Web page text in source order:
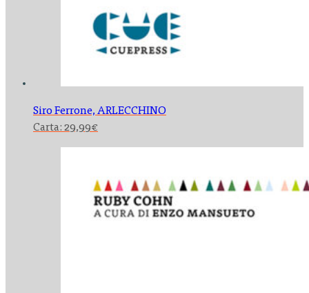
Siro Ferrone,ARLECCHINO
Carta: 29,99€